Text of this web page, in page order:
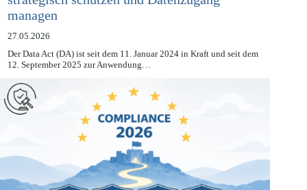
strategisch schützen und Datenzugang
managen
27.05.2026
Der Data Act (DA) ist seit dem 11. Januar 2024 in Kraft und seit dem
12. September 2025 zur Anwendung…